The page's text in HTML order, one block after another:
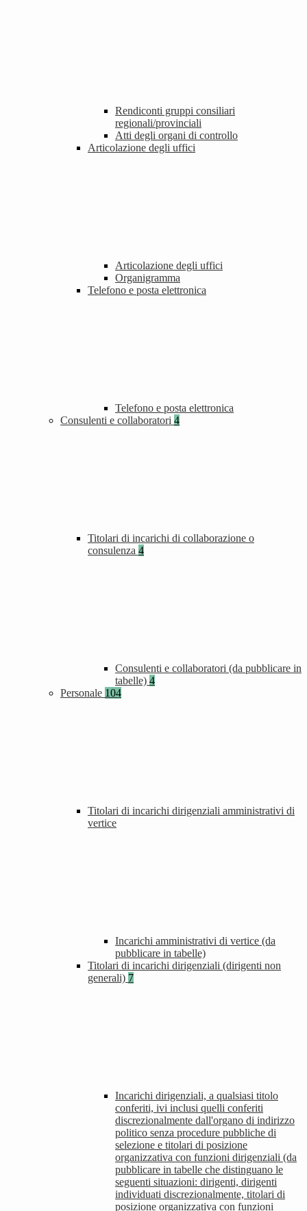
Rendiconti gruppi consiliari
regionali/provinciali
Atti degli organi di controllo
Articolazione degli uffici
Articolazione degli uffici
Organigramma
Telefono e posta elettronica
Telefono e posta elettronica
Consulenti e collaboratori 4
Titolari di incarichi di collaborazione o
consulenza 4
Consulenti e collaboratori (da pubblicare in
tabelle) 4
Personale 104
Titolari di incarichi dirigenziali amministrativi di
vertice
Incarichi amministrativi di vertice (da
pubblicare in tabelle)
Titolari di incarichi dirigenziali (dirigenti non
generali) 7
Incarichi dirigenziali, a qualsiasi titolo
conferiti, ivi inclusi quelli conferiti
discrezionalmente dall'organo di indirizzo
politico senza procedure pubbliche di
selezione e titolari di posizione
organizzativa con funzioni dirigenziali (da
pubblicare in tabelle che distinguano le
seguenti situazioni: dirigenti, dirigenti
individuati discrezionalmente, titolari di
posizione organizzativa con funzioni